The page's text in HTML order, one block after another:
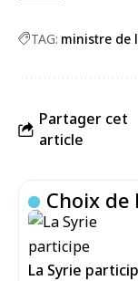
TAG: ministre de
Partager cet
article
Choix de
La Syrie